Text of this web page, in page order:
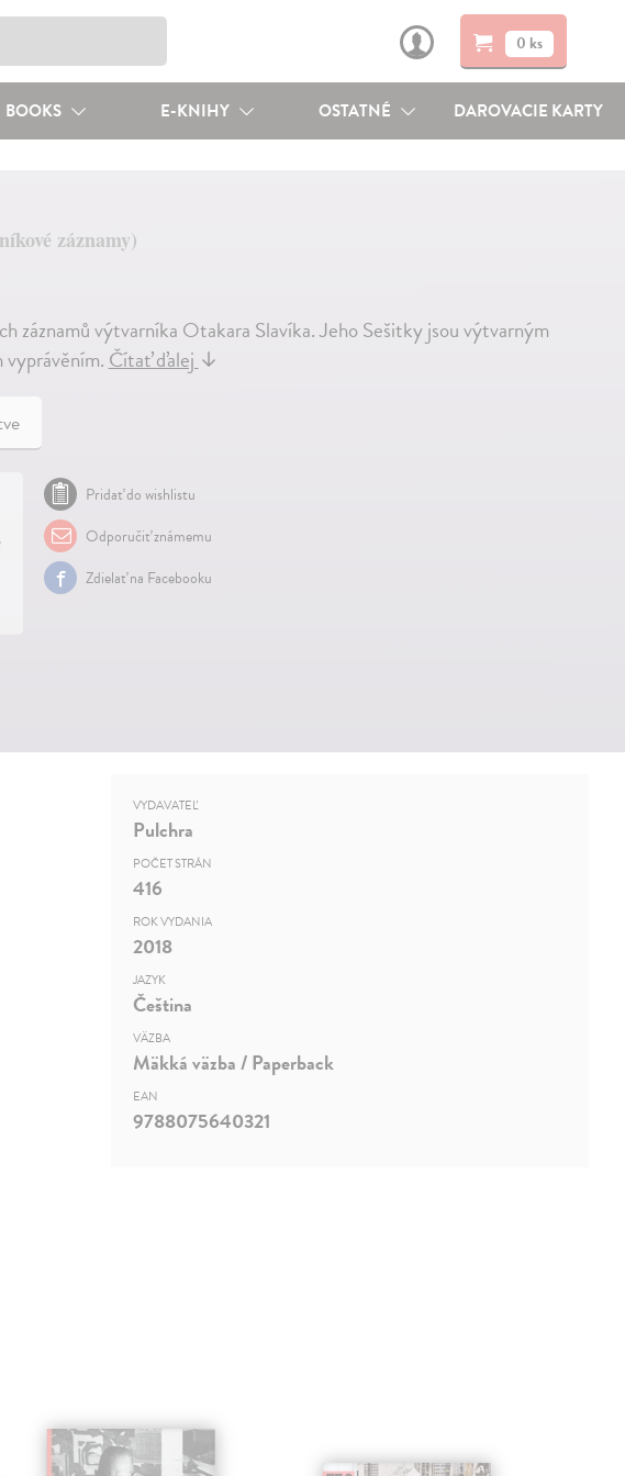
0 ks
BOOKS E-KNIHY OSTATNÉ DAROVACIE KARTY
záznamy)
záznamů výtvarníka Otakara Slavíka. Jeho Sešitky jsou výtvarným
vyprávěním.Čítať ďalej↓
Pridať do wishlistu
Odporučiť známemu
Zdielať na Facebooku
VYDAVATEĽ
Pulchra
POČET STRÁN
416
ROK VYDANIA
2018
JAZYK
Čeština
VÄZBA
Mäkká väzba / Paperback
EAN
9788075640321